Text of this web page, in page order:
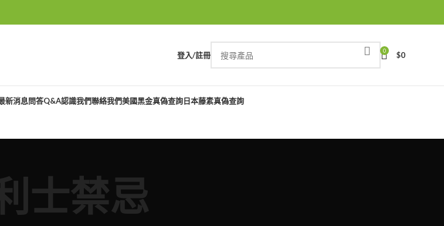
登入/註冊 0 $0
新消息問答Q&A認識我們聯絡我們美國黑金真偽查詢日本藤素真偽查詢
士禁忌